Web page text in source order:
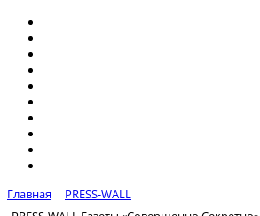
Главная
PRESS-WALL